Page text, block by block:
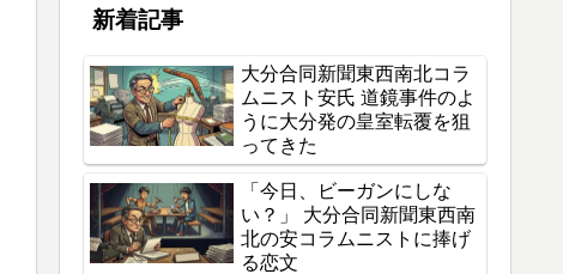
新着記事
大分合同新聞東西南北コラ
ムニスト安氏 道鏡事件のよ
うに大分発の皇室転覆を狙
ってきた
「今日、ビーガンにしな
い？」 大分合同新聞東西南
北の安コラムニストに捧げ
る恋文